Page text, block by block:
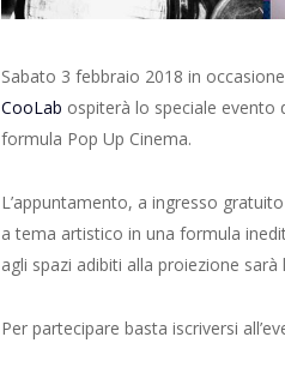
Sabato 3 febbraio 2018 in
CooLab ospiterà lo speciale evento
formula Pop Up Cinema.
L’appuntamento, a ingresso
a tema artistico in una formula
agli spazi adibiti alla proiezione
Per partecipare basta iscriversi